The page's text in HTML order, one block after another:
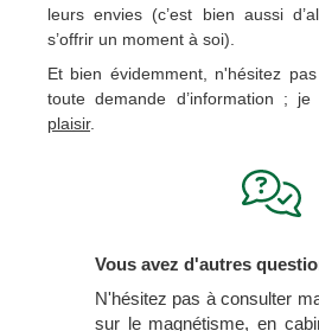
leurs envies (c’est bien aussi
s’offrir un moment à soi).
Et bien évidemment, n'hésitez
toute demande d’information ; je
plaisir.
Vous avez d'autres
N'hésitez pas à consulter
sur le magnétisme, en